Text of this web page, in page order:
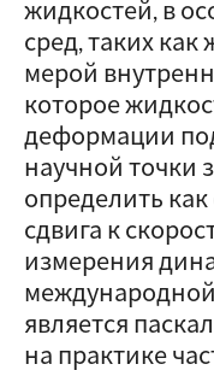
жидкостей, в
сред, таких как
мерой
которое
деформации
научной точки
определить
сдвига к
измерения
является
на практике